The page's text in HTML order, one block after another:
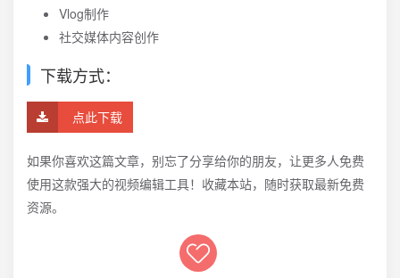
Vlog制作
社交媒体内容创作
下载方式：
点此下载
如果你喜欢这篇文章，别忘了分享给你的朋友，让更多人免费
使用这款强大的视频编辑工具！收藏本站，随时获取最新免费
资源。